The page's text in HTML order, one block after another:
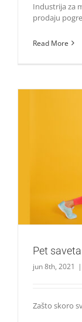
Industrija za
prodaju
Read More
Pet
Pet
jun 8th, 2021 |
Zašto skoro